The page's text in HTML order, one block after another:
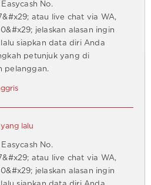
No.
atau live chat via WA,
jelaskan alasan ingin
siapkan data diri Anda
petunjuk yang di
pelanggan.
yang lalu
No.
atau live chat via WA,
jelaskan alasan ingin